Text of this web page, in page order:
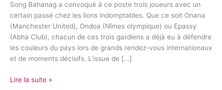
Song Bahanag a convoqué à ce poste trois joueurs avec un
certain passé chez les lions indomptables. Que ce soit Onana
(Manchester United), Ondoa (Nîmes olympique) ou Epassy
(Abha Club), chacun de ces trois gardiens a déjà eu à défendre
les couleurs du pays lors de grands rendez-vous internationaux
et de moments décisifs. L’issue de […]
de
but
Lire la suite »